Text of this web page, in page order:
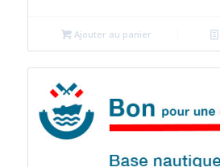
Ajouter au panier